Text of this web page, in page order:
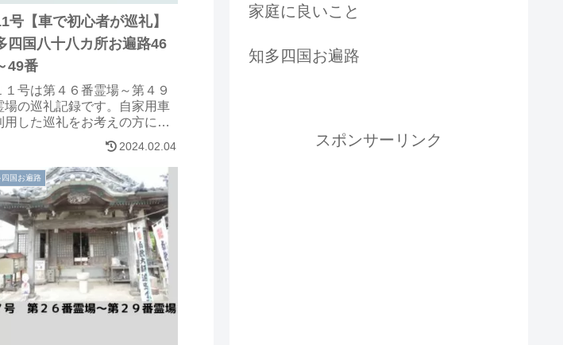
号【車で初心者が巡礼】
四国八十八カ所お遍路46
49番
１号は第４６番霊場～第４９
場の巡礼記録です。自家用車
用した巡礼をお考えの方に参
なれば、幸いです。
2024.02.04
四国お遍路
家庭に良いこと
知多四国お遍路
スポンサーリンク